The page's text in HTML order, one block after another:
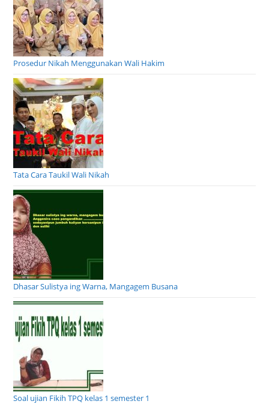
Prosedur Nikah Menggunakan Wali Hakim
Tata Cara Taukil Wali Nikah
Dhasar Sulistya ing Warna, Mangagem Busana
Soal ujian Fikih TPQ kelas 1 semester 1